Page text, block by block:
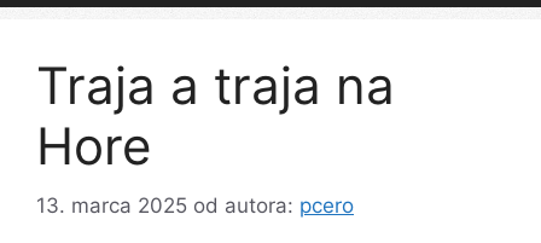
Traja a traja na
Hore
13. marca 2025 od autora: pcero